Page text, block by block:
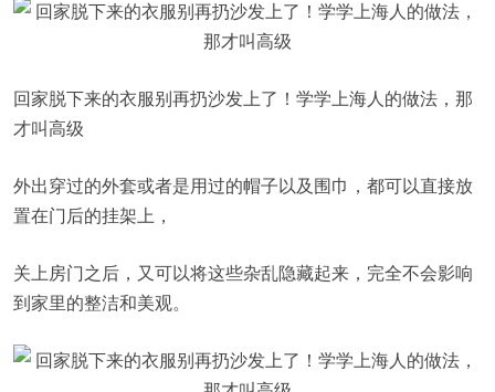
回家脱下来的衣服别再扔沙发上了！学学上海人的做法，那
才叫高级
外出穿过的外套或者是用过的帽子以及围巾，都可以直接放
置在门后的挂架上，
关上房门之后，又可以将这些杂乱隐藏起来，完全不会影响
到家里的整洁和美观。